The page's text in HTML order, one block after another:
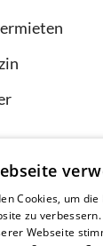
Cookies, um
zu
Webseite